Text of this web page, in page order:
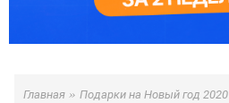
Главная » Подарки на Новый год 2020